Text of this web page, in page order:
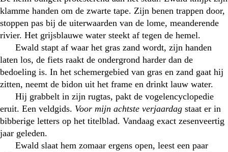
klamme handen om de zwarte tape. Zijn benen trappen door,
stoppen pas bij de uiterwaarden van de lome, meanderende
rivier. Het grijsblauwe water steekt af tegen de hemel.
Ewald stapt af waar het gras zand wordt, zijn handen
laten los, de fiets raakt de ondergrond harder dan de
bedoeling is. In het schemergebied van gras en zand gaat hij
zitten, neemt de bidon uit het frame en drinkt lauw water.
Hij grabbelt in zijn rugtas, pakt de vogelencyclopedie
eruit. Een veldgids. Voor mijn achtste verjaardag staat er in
bibberige letters op het titelblad. Vandaag exact zesenveertig
jaar geleden.
Ewald slaat hem zomaar ergens open, leest een paar